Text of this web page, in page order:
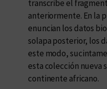
transcribe el
anteriormente. En la
enuncian los datos
solapa posterior, los
este modo,
esta colección nueva
continente africano.